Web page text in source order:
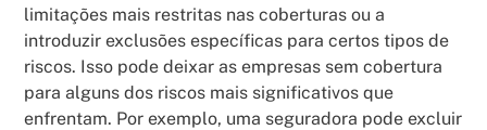
limitações mais restritas nas coberturas ou a
introduzir exclusões específicas para certos tipos de
riscos. Isso pode deixar as empresas sem cobertura
para alguns dos riscos mais significativos que
enfrentam. Por exemplo, uma seguradora pode excluir